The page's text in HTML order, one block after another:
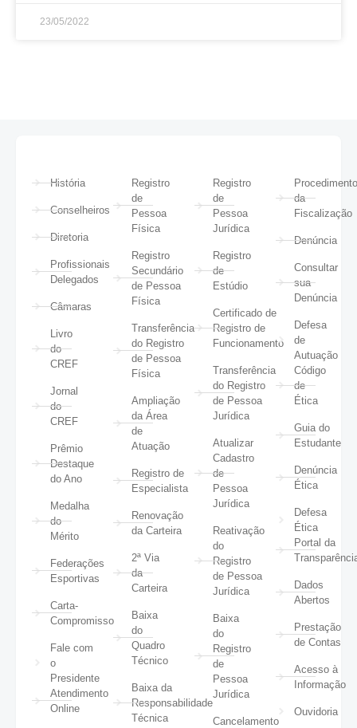
23/05/2022
História
Conselheiros
Diretoria
Profissionais
Delegados
Câmaras
Livro
do
CREF
Jornal
do
CREF
Prêmio
Destaque
do Ano
Medalha
do
Mérito
Federações
Esportivas
Carta-
Compromisso
Fale com
o
Presidente
Atendimento
Online
Registro
de
Pessoa
Física
Registro
Secundário
de Pessoa
Física
Transferência
do Registro
de Pessoa
Física
Ampliação
da Área
de
Atuação
Registro de
Especialista
Renovação
da Carteira
2ª Via
da
Carteira
Baixa
do
Quadro
Técnico
Baixa da
Responsabilidade
Técnica
Registro
de
Pessoa
Jurídica
Registro
de
Estúdio
Certificado de
Registro de
Funcionamento
Transferência
do Registro
de Pessoa
Jurídica
Atualizar
Cadastro
de
Pessoa
Jurídica
Reativação
do
Registro
de Pessoa
Jurídica
Baixa
do
Registro
de
Pessoa
Jurídica
Cancelamento
da
Fiscalização
Denúncia
Consultar
sua
Denúncia
Defesa
de
Autuação
Código
de
Ética
Guia do
Estudante
Denúncia
Ética
Defesa
Ética
Portal da
Dados
Abertos
Prestação
de Contas
Acesso à
Informação
Ouvidoria